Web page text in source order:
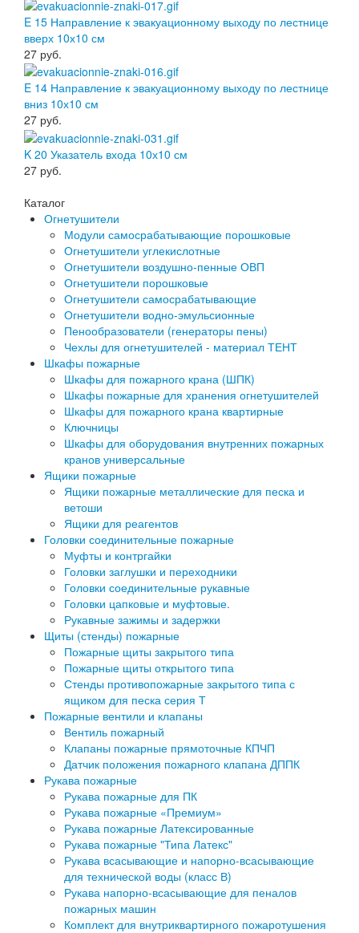
E 15 Направление к эвакуационному выходу по лестнице
вверх 10х10 см
27 руб.
E 14 Направление к эвакуационному выходу по лестнице
вниз 10х10 см
27 руб.
K 20 Указатель входа 10х10 см
27 руб.
Каталог
Огнетушители
Модули самосрабатывающие порошковые
Огнетушители углекислотные
Огнетушители воздушно-пенные ОВП
Огнетушители порошковые
Огнетушители самосрабатывающие
Огнетушители водно-эмульсионные
Пенообразователи (генераторы пены)
Чехлы для огнетушителей - материал ТЕНТ
Шкафы пожарные
Шкафы для пожарного крана (ШПК)
Шкафы пожарные для хранения огнетушителей
Шкафы для пожарного крана квартирные
Ключницы
Шкафы для оборудования внутренних пожарных
кранов универсальные
Ящики пожарные
Ящики пожарные металлические для песка и
ветоши
Ящики для реагентов
Головки соединительные пожарные
Муфты и контргайки
Головки заглушки и переходники
Головки соединительные рукавные
Головки цапковые и муфтовые.
Рукавные зажимы и задержки
Щиты (стенды) пожарные
Пожарные щиты закрытого типа
Пожарные щиты открытого типа
Стенды противопожарные закрытого типа с
ящиком для песка серия Т
Пожарные вентили и клапаны
Вентиль пожарный
Клапаны пожарные прямоточные КПЧП
Датчик положения пожарного клапана ДППК
Рукава пожарные
Рукава пожарные для ПК
Рукава пожарные «Премиум»
Рукава пожарные Латексированные
Рукава пожарные "Типа Латекс"
Рукава всасывающие и напорно-всасывающие
для технической воды (класс В)
Рукава напорно-всасывающие для пеналов
пожарных машин
Комплект для внутриквартирного пожаротушения